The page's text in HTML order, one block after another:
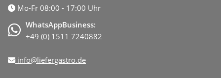
Mo-Fr 08:00 - 17:00 Uhr
WhatsAppBusiness:
+49 (0) 1511 7240882
info@liefergastro.de